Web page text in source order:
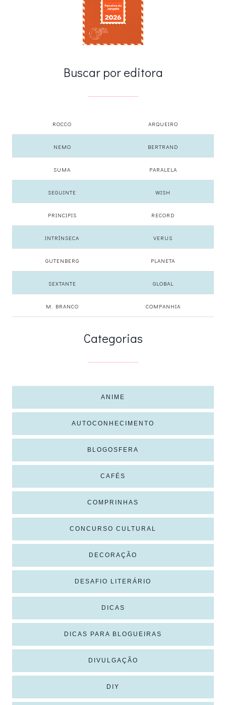
Buscar por editora
ROCCO ARQUEIRO
NEMO BERTRAND
SUMA PARALELA
SEGUINTE WISH
PRINCIPIS RECORD
INTRÍNSECA VERUS
GUTENBERG PLANETA
SEXTANTE GLOBAL
M. BRANCO COMPANHIA
Categorias
ANIME
AUTOCONHECIMENTO
BLOGOSFERA
CAFÉS
COMPRINHAS
CONCURSO CULTURAL
DECORAÇÃO
DESAFIO LITERÁRIO
DICAS
DICAS PARA BLOGUEIRAS
DIVULGAÇÃO
DIY